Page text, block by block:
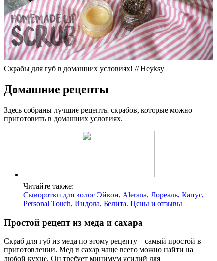
Скрабы для губ в домашних условиях! // Heyksy
Домашние рецепты
Здесь собраны лучшие рецепты скрабов, которые можно
приготовить в домашних условиях.
Читайте также:
Cыворотки для волос Эйвон, Alerana, Лореаль, Капус,
Personal Touch, Индола, Белита. Цены и отзывы
Простой рецепт из меда и сахара
Скраб для губ из меда по этому рецепту – самый простой в
приготовлении. Мед и сахар чаще всего можно найти на
любой кухне. Он требует минимум усилий для